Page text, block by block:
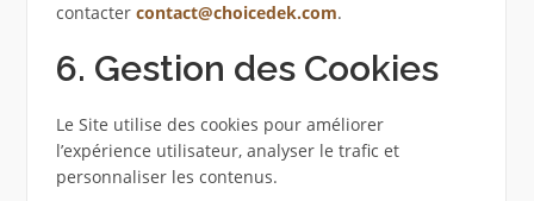
contacter contact@choicedek.com.
6. Gestion des Cookies
Le Site utilise des cookies pour améliorer
l’expérience utilisateur, analyser le trafic et
personnaliser les contenus.